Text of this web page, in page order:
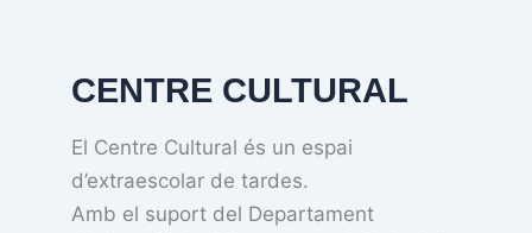
CENTRE CULTURAL
El Centre Cultural és un espai
d’extraescolar de tardes.
Amb el suport del Departament